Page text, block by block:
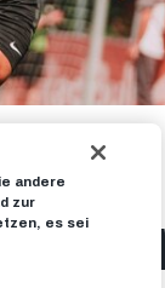
andere
zur
es sei